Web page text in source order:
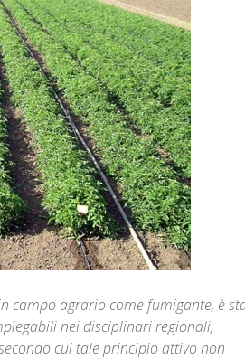
campo agrario come fumigante, è
nei disciplinari regionali,
cui tale principio attivo non